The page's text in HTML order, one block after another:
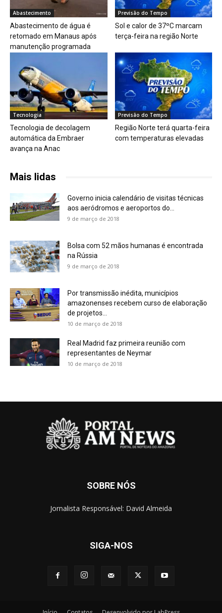
Abastecimento
Abastecimento de água é
retomado em Manaus após
manutenção programada
Previsão do Tempo
Sol e calor de 37ºC marcam
terça-feira na região Norte
Tecnologia
Tecnologia de decolagem
automática da Embraer
avança na Anac
Previsão do Tempo
Região Norte terá quarta-feira
com temperaturas elevadas
Mais lidas
Governo inicia calendário de visitas técnicas
aos aeródromos e aeroportos do...
9 de março de 2018
Bolsa com 52 mãos humanas é encontrada
na Rússia
9 de março de 2018
Por transmissão inédita, municípios
amazonenses recebem curso de elaboração
de projetos...
10 de março de 2018
Real Madrid faz primeira reunião com
representantes de Neymar
10 de março de 2018
SOBRE NÓS
Jornalista Responsável: David Almeida
SIGA-NOS